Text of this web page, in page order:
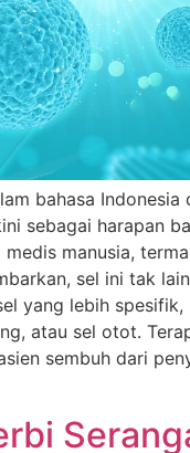
bahasa Indonesia
sebagai harapan
manusia,
sel ini tak
yang lebih
atau sel otot.
sembuh dari